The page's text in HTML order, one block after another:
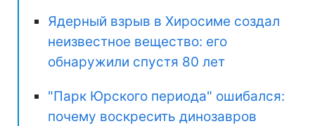
Ядерный взрыв в Хиросиме создал
неизвестное вещество: его
обнаружили спустя 80 лет
"Парк Юрского периода" ошибался:
почему воскресить динозавров